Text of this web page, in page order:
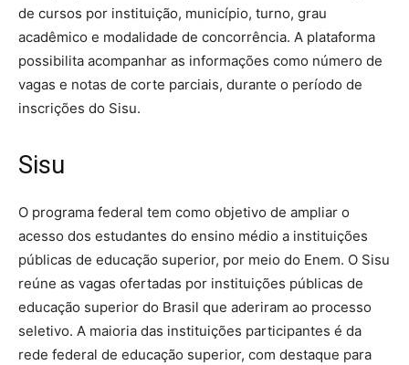
de cursos por instituição, município, turno, grau
acadêmico e modalidade de concorrência. A plataforma
possibilita acompanhar as informações como número de
vagas e notas de corte parciais, durante o período de
inscrições do Sisu.
Sisu
O programa federal tem como objetivo de ampliar o
acesso dos estudantes do ensino médio a instituições
públicas de educação superior, por meio do Enem. O Sisu
reúne as vagas ofertadas por instituições públicas de
educação superior do Brasil que aderiram ao processo
seletivo. A maioria das instituições participantes é da
rede federal de educação superior, com destaque para